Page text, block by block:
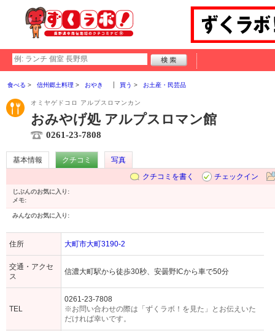
食べる 信州郷土料理 おやき 買う お土産・民芸品
オミヤゲドコロ アルプスロマンカン
おみやげ処 アルプスロマン館
0261-23-7808
基本情報 クチコミ
写真
クチコミを書く
チェックイン
じぶんのお気に入り:
メモ:
みんなのお気に入り:
住所 大町市大町3190-2
交通・アクセ
ス
信濃大町駅から徒歩30秒、安曇野ICから車で50分
TEL
0261-23-7808
※お問い合わせの際は「ずくラボ！を見た」とお伝えいた
だければ幸いです。